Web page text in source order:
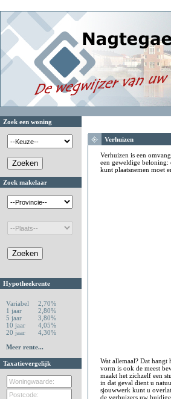
Zoek een woning
Zoek makelaar
Hypotheekrente
Variabel
2,70%
1 jaar
2,80%
5 jaar
3,80%
10 jaar
4,05%
20 jaar
4,30%
Meer rente...
Taxatievergelijk
Verhuizen
Verhuizen is een
een geweldige
kunt plaatsnemen moet
Wat allemaal? Dat hangt
vorm is ook de meest
maakt het zichzelf een
in dat geval dient u
sjouwwerk kunt u
de verhuizers uw